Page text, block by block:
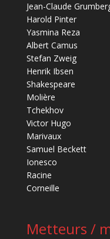
Jean-Claude
Harold Pinter
Yasmina Reza
Albert Camus
Stefan Zweig
Henrik Ibsen
Shakespeare
Molière
Tchekhov
Victor Hugo
Marivaux
Samuel Beckett
Ionesco
Racine
Corneille
Metteurs /